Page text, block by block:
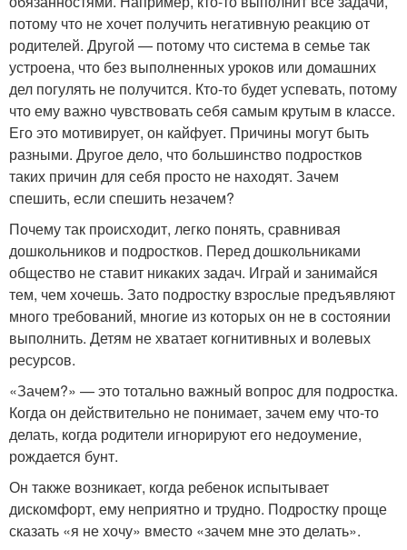
потому что не хочет получить негативную реакцию от
родителей. Другой — потому что система в семье так
устроена, что без выполненных уроков или домашних
дел погулять не получится. Кто-то будет успевать, потому
что ему важно чувствовать себя самым крутым в классе.
Его это мотивирует, он кайфует. Причины могут быть
разными. Другое дело, что большинство подростков
таких причин для себя просто не находят. Зачем
спешить, если спешить незачем?
Почему так происходит, легко понять, сравнивая
дошкольников и подростков. Перед дошкольниками
общество не ставит никаких задач. Играй и занимайся
тем, чем хочешь. Зато подростку взрослые предъявляют
много требований, многие из которых он не в состоянии
выполнить. Детям не хватает когнитивных и волевых
ресурсов.
«Зачем?» — это тотально важный вопрос для подростка.
Когда он действительно не понимает, зачем ему что-то
делать, когда родители игнорируют его недоумение,
рождается бунт.
Он также возникает, когда ребенок испытывает
дискомфорт, ему неприятно и трудно. Подростку проще
сказать «я не хочу» вместо «зачем мне это делать».